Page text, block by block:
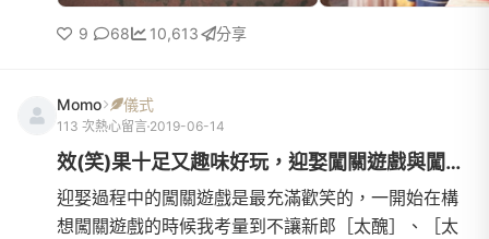
9 68 10,613 分享
Momo 儀式
113 次熱心留言 2019-06-14
效(笑)果十足又趣味好玩，迎娶闖關遊戲與闖關板設計分享
迎娶過程中的闖關遊戲是最充滿歡笑的，一開始在構
想闖關遊戲的時候我考量到不讓新郎［太醜］、［太